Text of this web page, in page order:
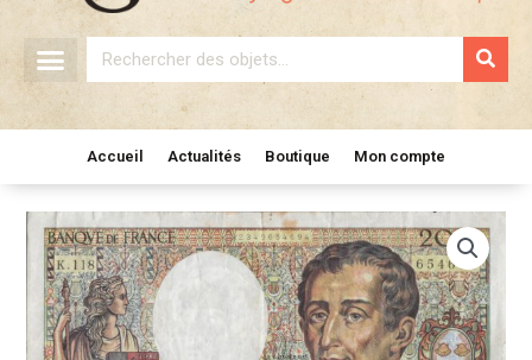
Rechercher
Accueil Actualités Boutique Mon compte